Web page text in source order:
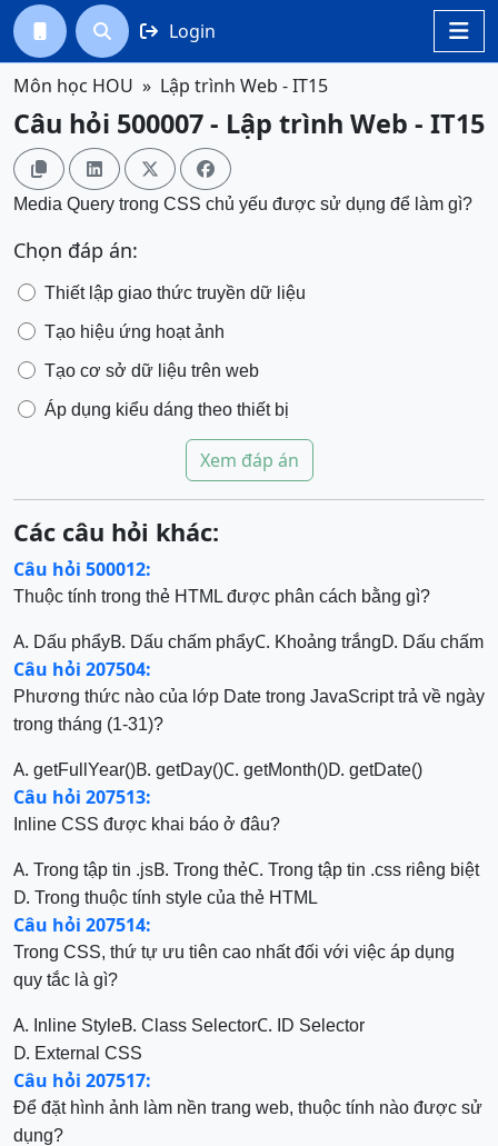

  Login
Môn học HOU Lập trình Web - IT15
Câu hỏi 500007 - Lập trình Web - IT15
   
Media Query trong CSS chủ yếu được sử dụng để làm gì?
Chọn đáp án:
Thiết lập giao thức truyền dữ liệu
Tạo hiệu ứng hoạt ảnh
Tạo cơ sở dữ liệu trên web
Áp dụng kiểu dáng theo thiết bị
Xem đáp án
Các câu hỏi khác:
Câu hỏi 500012:
Thuộc tính trong thẻ HTML được phân cách bằng gì?
A. Dấu phẩyB. Dấu chấm phẩyC. Khoảng trắngD. Dấu chấm
Câu hỏi 207504:
Phương thức nào của lớp Date trong JavaScript trả về ngày
trong tháng (1-31)?
A. getFullYear()B. getDay()C. getMonth()D. getDate()
Câu hỏi 207513:
Inline CSS được khai báo ở đâu?
A. Trong tập tin .jsB. Trong thẻC. Trong tập tin .css riêng biệt
D. Trong thuộc tính style của thẻ HTML
Câu hỏi 207514:
Trong CSS, thứ tự ưu tiên cao nhất đối với việc áp dụng
quy tắc là gì?
A. Inline StyleB. Class SelectorC. ID Selector
D. External CSS
Câu hỏi 207517:
Để đặt hình ảnh làm nền trang web, thuộc tính nào được sử
dụng?